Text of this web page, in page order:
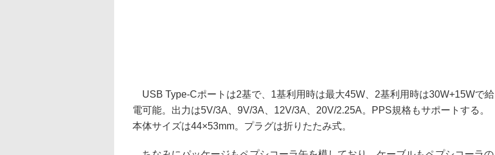
USB Type-Cポートは2基で、1基利用時は最大45W、2基利用時は30W+15Wで給
電可能。出力は5V/3A、9V/3A、12V/3A、20V/2.25A。PPS規格もサポートする。
本体サイズは44×53mm。プラグは折りたたみ式。